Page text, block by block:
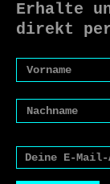
Erhalte
direkt